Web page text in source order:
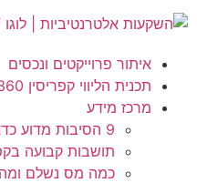
איתור פרוייקטים ונכסים
תכנית הליווי קפריסין 360
מרכז מידע
9 הסיבות מדוע כדאי להשקיע בקפריסין
תושבות קבועה
כמה מס נשלם ומה